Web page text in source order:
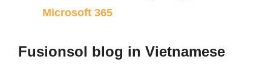
Microsoft 365
Fusionsol blog in Vietnamese